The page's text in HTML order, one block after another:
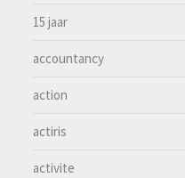
15 jaar
accountancy
action
actiris
activite